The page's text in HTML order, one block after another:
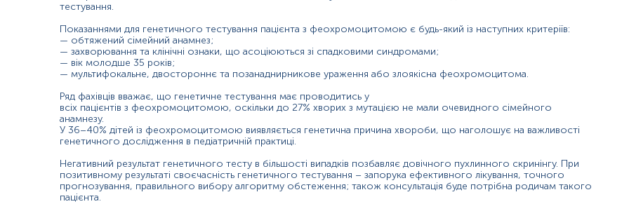
тестування.
Показаннями для генетичного тестування пацієнта з феохромоцитомою є будь-який із наступних критеріїв:
— обтяжений сімейний анамнез;
— захворювання та клінічні ознаки, що асоціюються зі спадковими синдромами;
— вік молодше 35 років;
— мультифокальне, двостороннє та позанаднирникове ураження або злоякісна феохромоцитома.
Ряд фахівців вважає, що генетичне тестування має проводитись у
всіх пацієнтів з феохромоцитомою, оскільки до 27% хворих з мутацією не мали очевидного сімейного
анамнезу.
У 36–40% дітей із феохромоцитомою виявляється генетична причина хвороби, що наголошує на важливості
генетичного дослідження в педіатричній практиці.
Негативний результат генетичного тесту в більшості випадків позбавляє довічного пухлинного скринінгу. При
позитивному результаті своєчасність генетичного тестування – запорука ефективного лікування, точного
прогнозування, правильного вибору алгоритму обстеження; також консультація буде потрібна родичам такого
пацієнта.